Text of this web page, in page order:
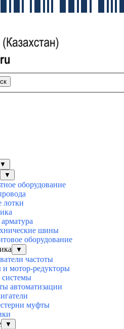
▼
▼
оборудование
лотки
шины
оборудование
▼
частоты
и мотор-редукторы
автоматизации
муфты
▼